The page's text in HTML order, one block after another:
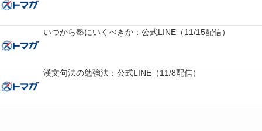
いつから塾にいくべきか：公式LINE（11/15配信）
漢文句法の勉強法：公式LINE（11/8配信）